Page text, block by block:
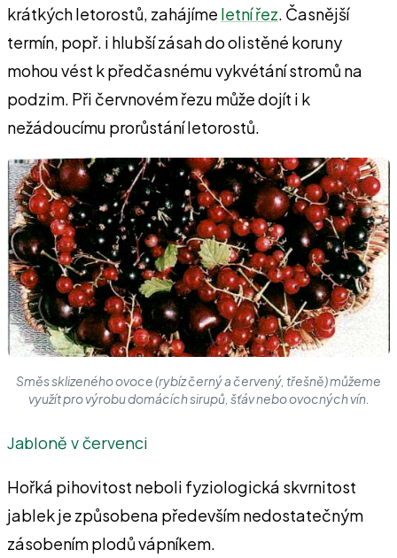
krátkých letorostů, zahájíme letní řez. Časnější
termín, popř. i hlubší zásah do olistěné koruny
mohou vést k předčasnému vykvétání stromů na
podzim. Při červnovém řezu může dojít i k
nežádoucímu prorůstání letorostů.
Směs sklizeného ovoce (rybíz černý a červený, třešně) můžeme
využít pro výrobu domácích sirupů, šťáv nebo ovocných vín.
Jabloně v červenci
Hořká pihovitost neboli fyziologická skvrnitost
jablek je způsobena především nedostatečným
zásobením plodů vápníkem.